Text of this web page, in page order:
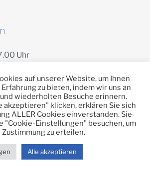
Uhr
Widerrufsbelehrung
Kontakt
2026 Klostergoldschmiede.
auf unserer Website, um Ihnen
zu bieten, indem wir uns an
wiederholten Besuche erinnern.
akzeptieren" klicken, erklären Sie sich
ALLER Cookies einverstanden. Sie
"Cookie-Einstellungen" besuchen, um
zu erteilen.
Alle akzeptieren